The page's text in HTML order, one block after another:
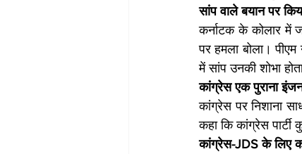
सांप वाले बयान पर
कर्नाटक के कोलार में
पर हमला बोला।
में सांप उनकी शोभा
कांग्रेस एक पुराना
कांग्रेस पर निशाना
कहा कि कांग्रेस
कांग्रेस-JDS के लिए